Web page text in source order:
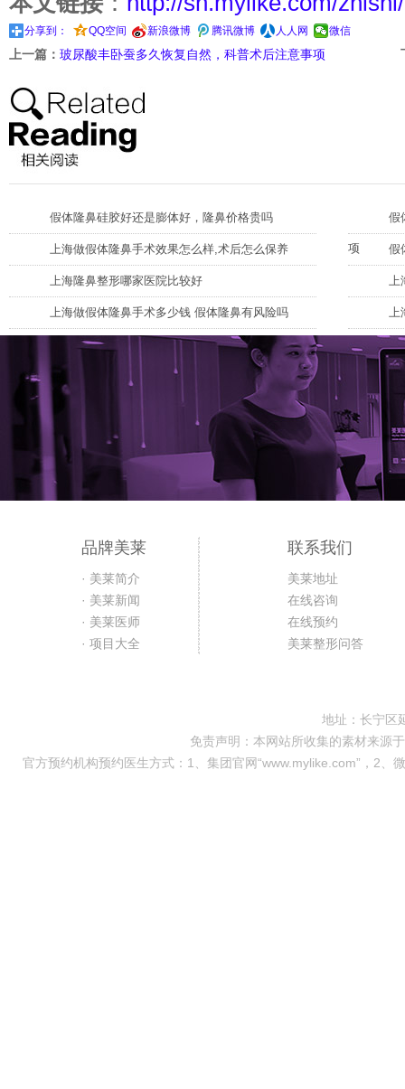
分享到： QQ空间 新浪微博 腾讯微博 人人网 微信
上一篇： 玻尿酸丰卧蚕多久恢复自然，科普术后注意事项
假体隆鼻硅胶好还是膨体好，隆鼻价格贵吗 假
项
上海做假体隆鼻手术效果怎么样,术后怎么保养 假
上海隆鼻整形哪家医院比较好 上
上海做假体隆鼻手术多少钱 假体隆鼻有风险吗 上
品牌美莱
· 美莱简介
· 美莱新闻
· 美莱医师
· 项目大全
联系我们
美莱地址
在线咨询
在线预约
美莱整形问答
地址：长宁区
免责声明：本网站所收集的素材来源
官方预约机构预约医生方式：1、集团官网“www.mylike.com”，2